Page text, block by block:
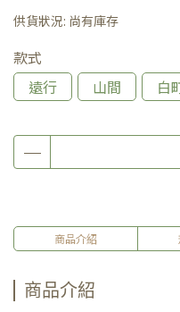
供貨狀況: 尚有庫存
款式
遠行
山間 白
商品介紹
商品介紹